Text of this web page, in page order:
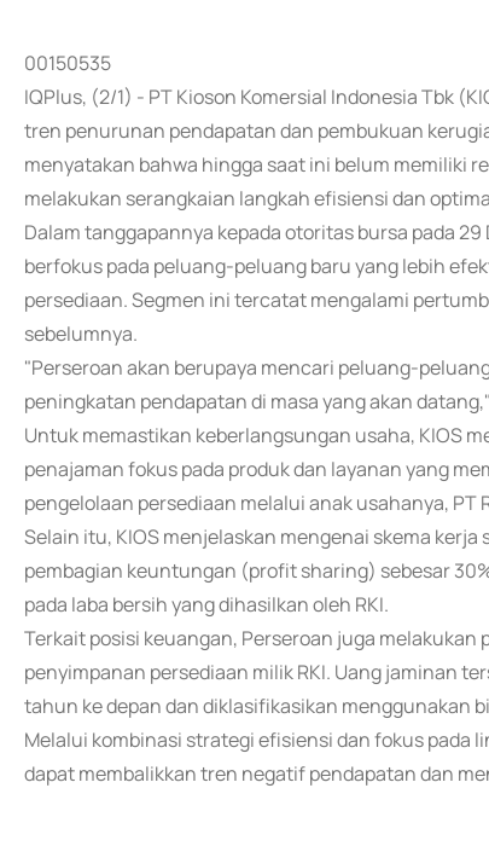
00150535
IQPlus, (2/1) - PT Kioson Komersial Indonesia Tbk
tren penurunan pendapatan dan pembukuan
menyatakan bahwa hingga saat ini belum memiliki
melakukan serangkaian langkah efisiensi dan
Dalam tanggapannya kepada otoritas bursa pada
berfokus pada peluang-peluang baru yang lebih
persediaan. Segmen ini tercatat mengalami
sebelumnya.
"Perseroan akan berupaya mencari peluang-
peningkatan pendapatan di masa yang akan
Untuk memastikan keberlangsungan usaha, KIOS
penajaman fokus pada produk dan layanan yang
pengelolaan persediaan melalui anak usahanya, PT
Selain itu, KIOS menjelaskan mengenai skema
pembagian keuntungan (profit sharing) sebesar
pada laba bersih yang dihasilkan oleh RKI.
Terkait posisi keuangan, Perseroan juga
penyimpanan persediaan milik RKI. Uang jaminan
tahun ke depan dan diklasifikasikan menggunakan
Melalui kombinasi strategi efisiensi dan fokus pada
dapat membalikkan tren negatif pendapatan dan